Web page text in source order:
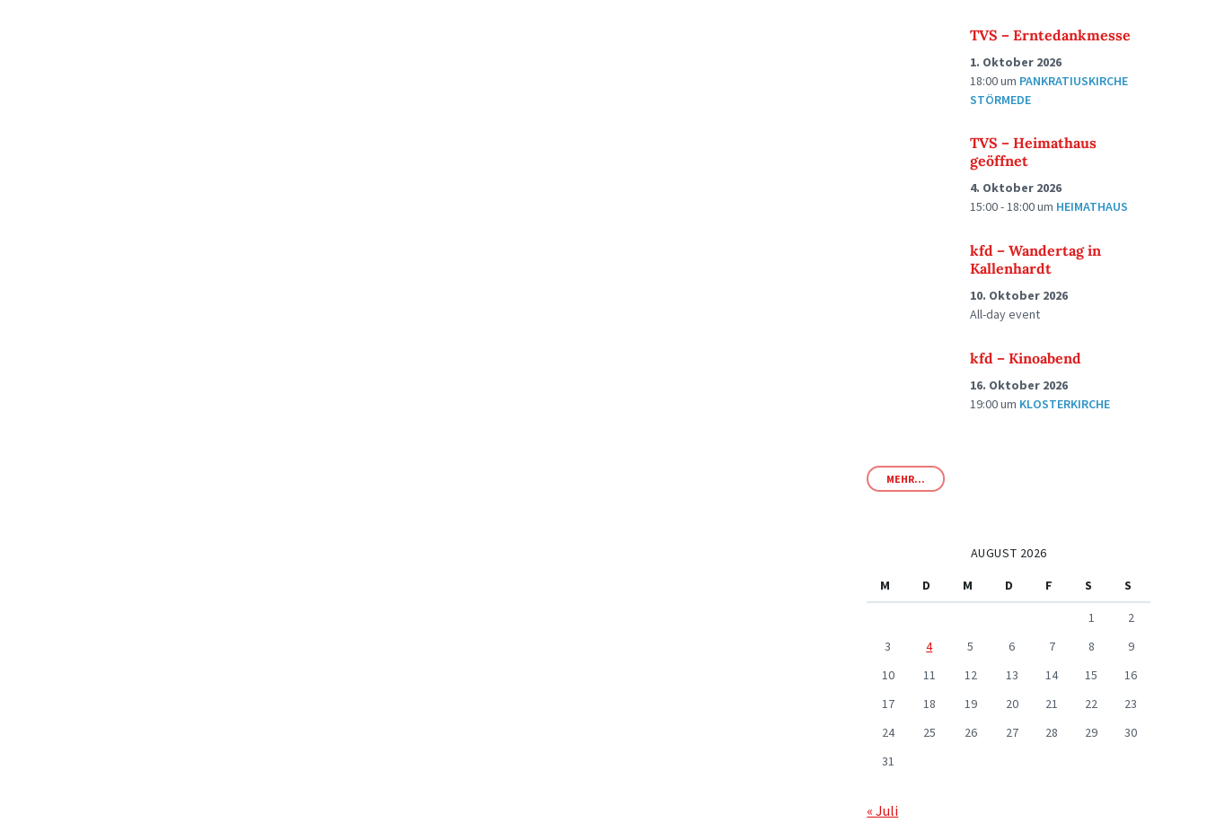
TVS – Erntedankmesse
1. Oktober 2026
18:00um PANKRATIUSKIRCHE
STÖRMEDE
TVS – Heimathaus
geöffnet
4. Oktober 2026
15:00 - 18:00um HEIMATHAUS
kfd – Wandertag in
Kallenhardt
10. Oktober 2026
All-day event
kfd – Kinoabend
16. Oktober 2026
19:00um KLOSTERKIRCHE
MEHR...
AUGUST 2026
M
D M D F S
S
1
2
3
4 5 6 7 8
9
10
11 12 13 14 15
16
17
18 19 20 21 22
23
24
25 26 27 28 29
30
31
« Juli